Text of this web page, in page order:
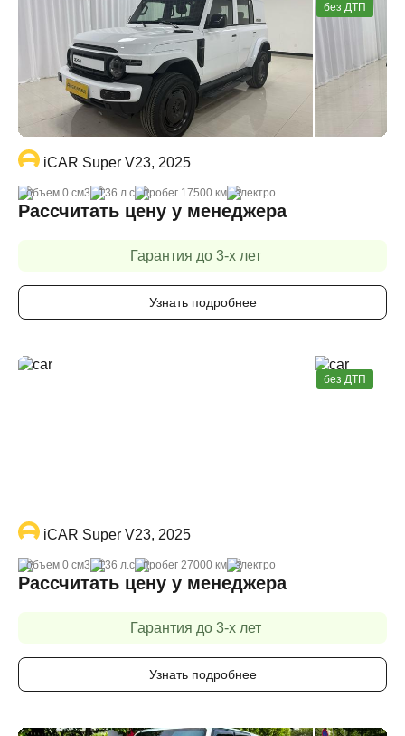
без ДТП
iCAR Super V23, 2025
объем 0 cм3 136 л.с пробег 17500 км электро
Рассчитать цену у менеджера
Гарантия до 3-х лет
Узнать подробнее
без ДТП
iCAR Super V23, 2025
объем 0 cм3 136 л.с пробег 27000 км электро
Рассчитать цену у менеджера
Гарантия до 3-х лет
Узнать подробнее